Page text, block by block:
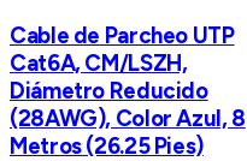
Cable de Parcheo UTP
Cat6A, CM/LSZH,
Diámetro Reducido
(28AWG), Color Azul, 8
Metros (26.25 Pies)